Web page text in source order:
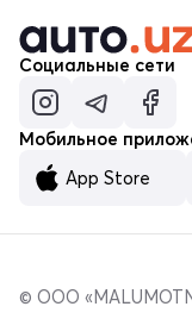
Социальные сети
Мобильное
App Store
© ООО